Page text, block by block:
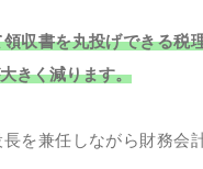
収書を丸投げできる税
きく減ります。
を兼任しながら財務会